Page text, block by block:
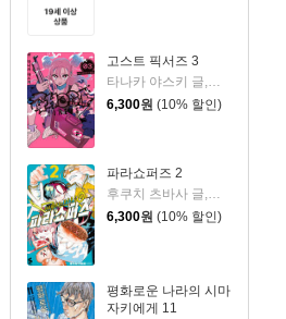
고스트 픽서즈 3
타나카 야스키 글,그림/박연지 역
6,300원 (10% 할인)
파라쇼퍼즈 2
후쿠치 츠바사 글,그림/정대식 역
6,300원 (10% 할인)
평화로운 나라의 시마
자키에게 11